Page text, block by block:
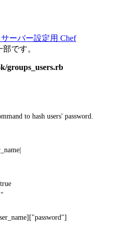
サーバー設定用 Chef
部です。
groups_users.rb
to hash users' password.
true
] ["password"]